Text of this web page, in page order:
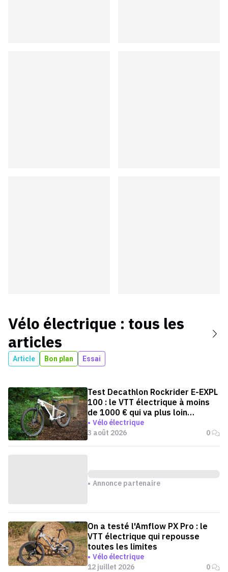
Vélo électrique : tous les
articles
Article Bon plan Essai
Test Decathlon Rockrider E-EXPL
100 : le VTT électrique à moins
de 1000 € qui va plus loin
qu'annoncé
Vélo électrique
3 août 2026
0
Annonce partenaire
On a testé l'Amflow PX Pro : le
VTT électrique qui repousse
toutes les limites
Vélo électrique
12 juillet 2026
0